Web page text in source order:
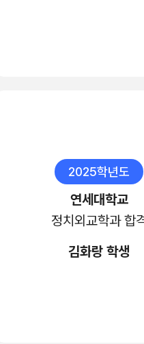
2025학년도
연세대학교
정치외교학과 합
김화랑 학생